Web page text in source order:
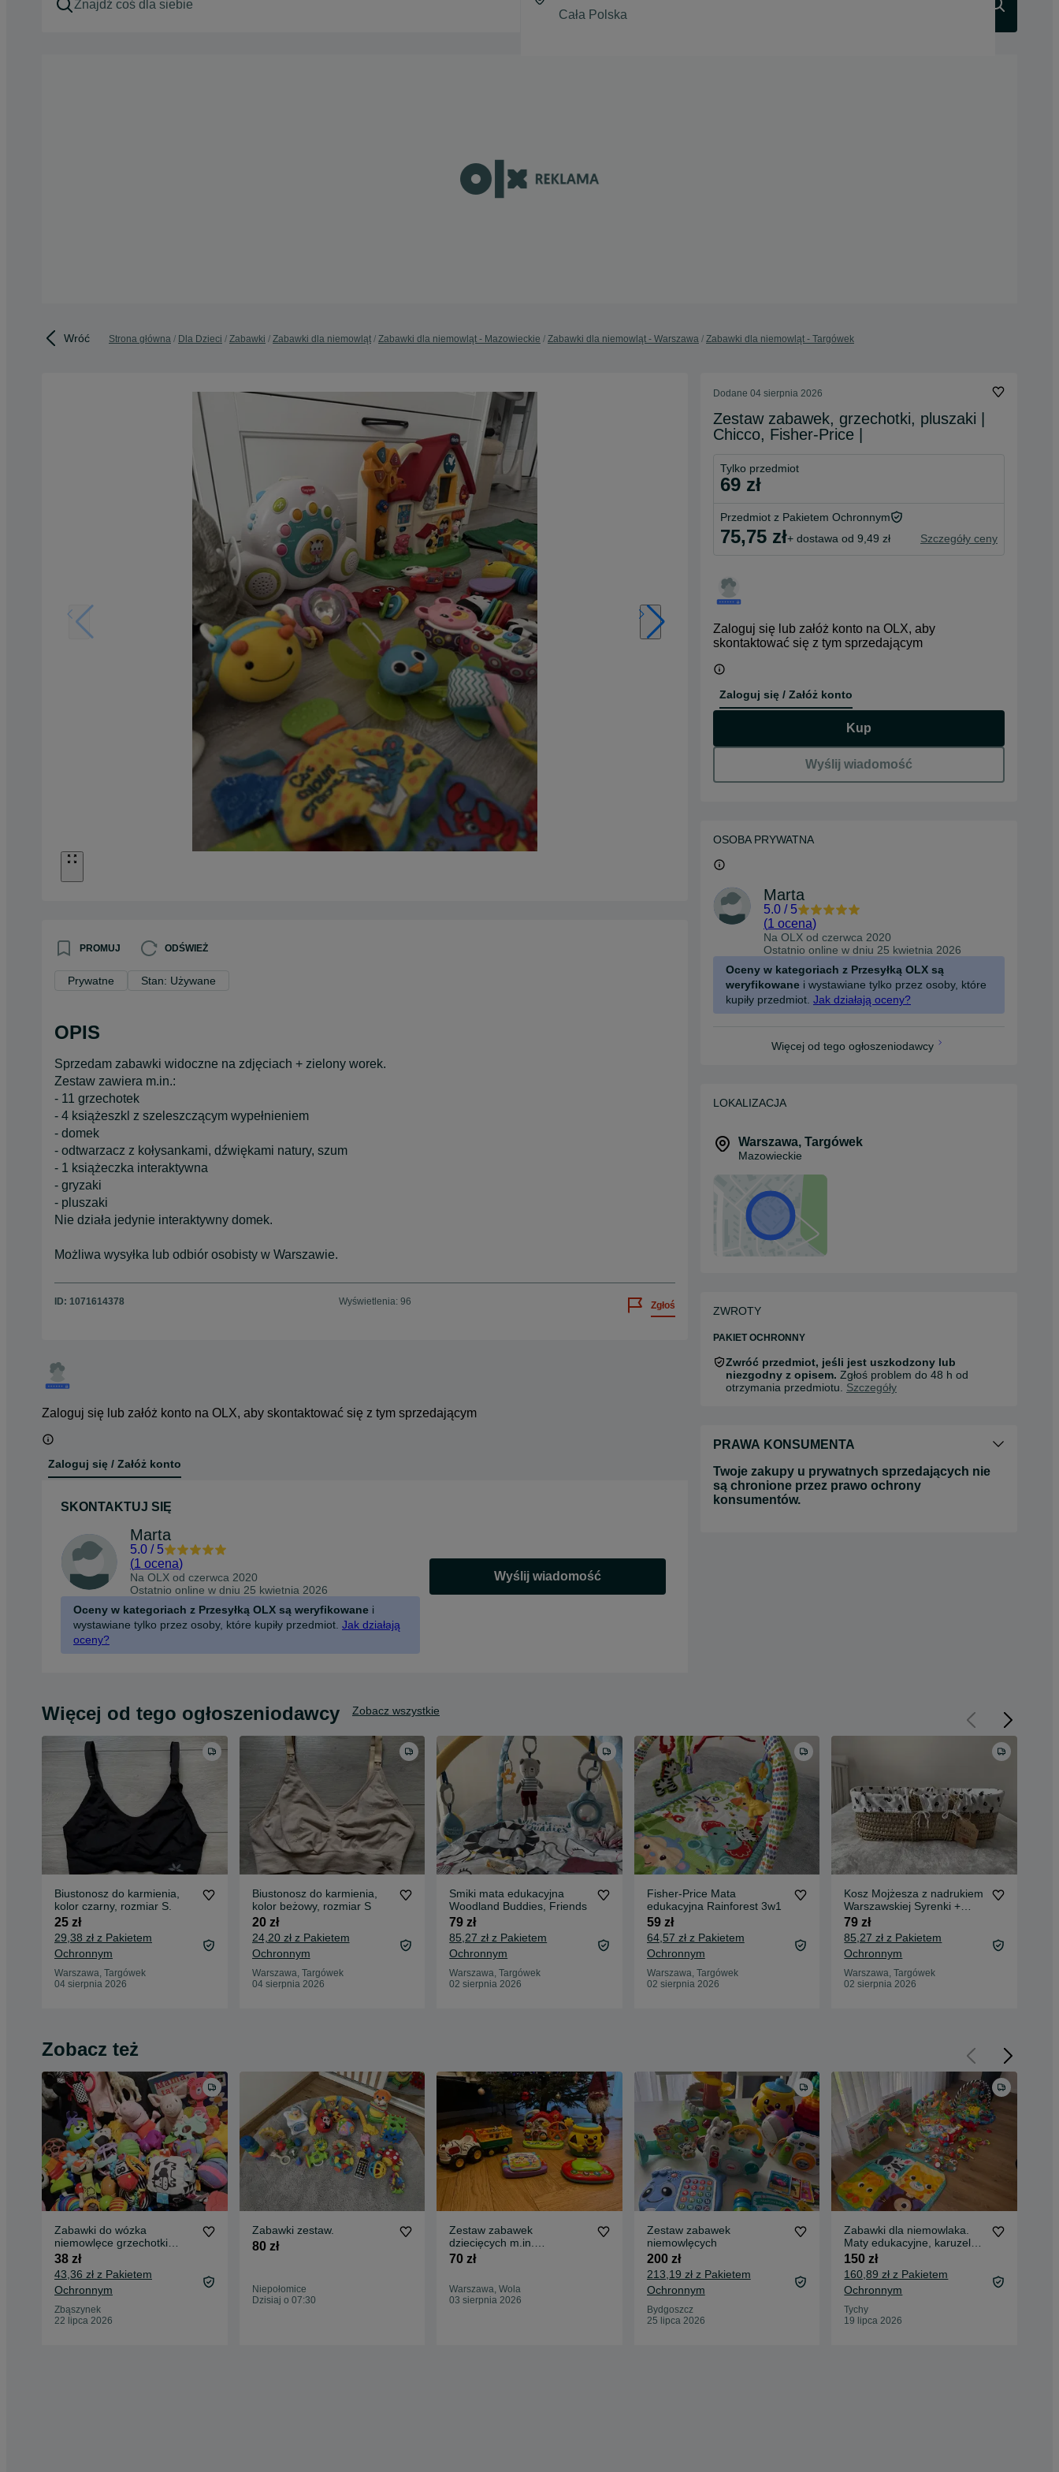
Wróć Strona główna Dla Dzieci Zabawki Zabawki dla niemowląt Zabawki dla niemowląt - Mazowieckie Zabawki dla niemowląt - Warszawa Zabawki dla niemowląt - Targówek
PROMUJ ODŚWIEŻ
Prywatne Stan: Używane
OPIS
Sprzedam zabawki widoczne na zdjęciach + zielony worek.
Zestaw zawiera m.in.:
- 11 grzechotek
- 4 książeszkl z szeleszczącym wypełnieniem
- domek
- odtwarzacz z kołysankami, dźwiękami natury, szum
- 1 książeczka interaktywna
- gryzaki
- pluszaki
Nie działa jedynie interaktywny domek.
Możliwa wysyłka lub odbiór osobisty w Warszawie.
ID: 1071614378 Wyświetlenia: 96 Zgłoś
Zaloguj się lub załóż konto na OLX, aby skontaktować się z tym sprzedającym
Zaloguj się / Załóż konto
SKONTAKTUJ SIĘ
Marta
5.0 / 5
(1 ocena)
Na OLX od czerwca 2020
Ostatnio online w dniu 25 kwietnia 2026
Oceny w kategoriach z Przesyłką OLX są weryfikowane i
wystawiane tylko przez osoby, które kupiły przedmiot. Jak działają
oceny?
Wyślij wiadomość
Dodane 04 sierpnia 2026
Zestaw zabawek, grzechotki, pluszaki |
Chicco, Fisher-Price |
Tylko przedmiot
69 zł
Przedmiot z Pakietem Ochronnym
75,75 zł+ dostawa od 9,49 zł Szczegóły ceny
Zaloguj się lub załóż konto na OLX, aby
skontaktować się z tym sprzedającym
Zaloguj się / Załóż konto
Kup
Wyślij wiadomość
OSOBA PRYWATNA
Marta
5.0 / 5
(1 ocena)
Na OLX od czerwca 2020
Ostatnio online w dniu 25 kwietnia 2026
Oceny w kategoriach z Przesyłką OLX są
weryfikowane i wystawiane tylko przez osoby, które
kupiły przedmiot. Jak działają oceny?
Więcej od tego ogłoszeniodawcy
LOKALIZACJA
Warszawa, Targówek
Mazowieckie
ZWROTY
PAKIET OCHRONNY
Zwróć przedmiot, jeśli jest uszkodzony lub
niezgodny z opisem. Zgłoś problem do 48 h od
otrzymania przedmiotu. Szczegóły
PRAWA KONSUMENTA
Twoje zakupy u prywatnych sprzedających nie
są chronione przez prawo ochrony
konsumentów.
Więcej od tego ogłoszeniodawcy Zobacz wszystkie
Biustonosz do karmienia,
kolor czarny, rozmiar S.
25 zł
29,38 zł z Pakietem
Ochronnym
Warszawa, Targówek
04 sierpnia 2026
Biustonosz do karmienia,
kolor beżowy, rozmiar S
20 zł
24,20 zł z Pakietem
Ochronnym
Warszawa, Targówek
04 sierpnia 2026
Smiki mata edukacyjna
Woodland Buddies, Friends
79 zł
85,27 zł z Pakietem
Ochronnym
Warszawa, Targówek
02 sierpnia 2026
Fisher-Price Mata
edukacyjna Rainforest 3w1
59 zł
64,57 zł z Pakietem
Ochronnym
Warszawa, Targówek
02 sierpnia 2026
Kosz Mojżesza z nadrukiem
Warszawskiej Syrenki +
materacyk + wyściółka
79 zł
85,27 zł z Pakietem
Ochronnym
Warszawa, Targówek
02 sierpnia 2026
Zobacz też
Zabawki do wózka
niemowlęce grzechotki
maskotki
38 zł
43,36 zł z Pakietem
Ochronnym
Zbąszynek
22 lipca 2026
Zabawki zestaw.
80 zł
Niepołomice
Dzisiaj o 07:30
Zestaw zabawek
dziecięcych m.in.
FisherPrice
70 zł
Warszawa, Wola
03 sierpnia 2026
Zestaw zabawek
niemowlęcych
200 zł
213,19 zł z Pakietem
Ochronnym
Bydgoszcz
25 lipca 2026
Zabawki dla niemowlaka.
Maty edukacyjne, karuzela,
grzechotki, autko.
150 zł
160,89 zł z Pakietem
Ochronnym
Tychy
19 lipca 2026